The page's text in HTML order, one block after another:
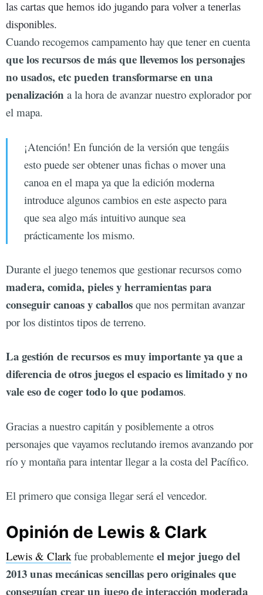
las cartas que hemos ido jugando para volver a tenerlas
disponibles.
Cuando recogemos campamento hay que tener en cuenta
que los recursos de más que llevemos los personajes
no usados, etc pueden transformarse en una
penalización a la hora de avanzar nuestro explorador por
el mapa.
¡Atención! En función de la versión que tengáis
esto puede ser obtener unas fichas o mover una
canoa en el mapa ya que la edición moderna
introduce algunos cambios en este aspecto para
que sea algo más intuitivo aunque sea
prácticamente los mismo.
Durante el juego tenemos que gestionar recursos como
madera, comida, pieles y herramientas para
conseguir canoas y caballos que nos permitan avanzar
por los distintos tipos de terreno.
La gestión de recursos es muy importante ya que a
diferencia de otros juegos el espacio es limitado y no
vale eso de coger todo lo que podamos.
Gracias a nuestro capitán y posiblemente a otros
personajes que vayamos reclutando iremos avanzando por
río y montaña para intentar llegar a la costa del Pacífico.
El primero que consiga llegar será el vencedor.
Opinión de Lewis & Clark
Lewis & Clark fue probablemente el mejor juego del
2013 unas mecánicas sencillas pero originales que
conseguían crear un juego de interacción moderada